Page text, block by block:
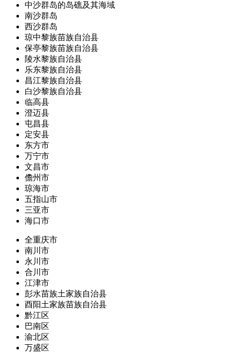
中沙群岛的岛礁及其海域
南沙群岛
西沙群岛
琼中黎族苗族自治县
保亭黎族苗族自治县
陵水黎族自治县
乐东黎族自治县
昌江黎族自治县
白沙黎族自治县
临高县
澄迈县
屯昌县
定安县
东方市
万宁市
文昌市
儋州市
琼海市
五指山市
三亚市
海口市
全重庆市
南川市
永川市
合川市
江津市
彭水苗族土家族自治县
酉阳土家族苗族自治县
黔江区
巴南区
渝北区
万盛区